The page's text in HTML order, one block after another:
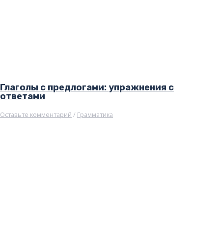
Глаголы с предлогами: упражнения с
ответами
Оставьте комментарий / Грамматика